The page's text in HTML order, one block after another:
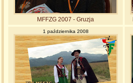
MFFZG 2007 - Gruzja
1 października 2008